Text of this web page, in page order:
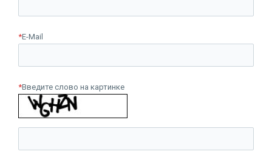
*E-Mail
*Введите слово на картинке